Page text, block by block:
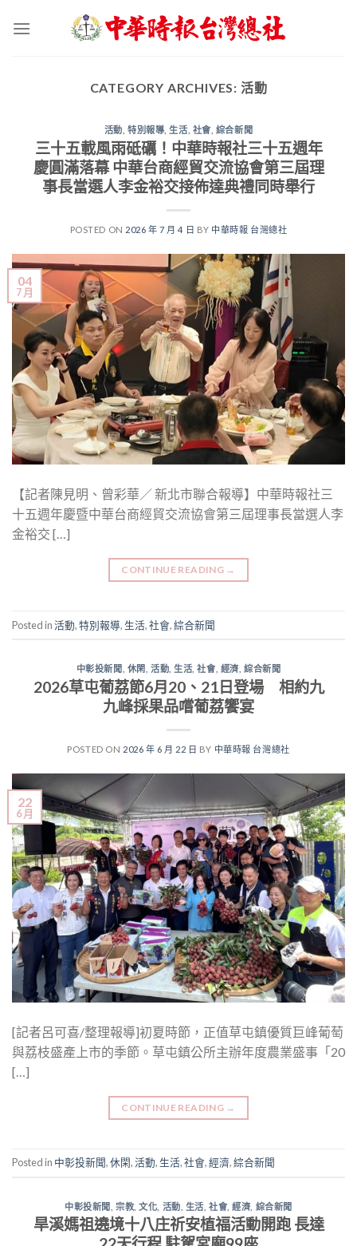
CATEGORY ARCHIVES: 活動
活動 ,特別報導 ,生活 社會, 綜合新聞
三十五載風雨砥礪！中華時報社三十五週年
慶圓滿落幕 中華台商經貿交流協會第三屆理
事長當選人李金裕交接佈達典禮同時舉行
POSTED ON 2026 年 7 月 4 日 BY 中華時報 台灣總社
04
7 月
【記者陳見明、曾彩華／ 新北市聯合報導】中華時報社三
十五週年慶暨中華台商經貿交流協會第三屆理事長當選人李
金裕交 […]
CONTINUE READING →
Posted in活動,特別報導,生活,社會,綜合新聞
中彰投新聞 休閑 活動 ,生活 ,社會, 經濟 綜合新聞
2026草屯葡荔節6月20、21日登場 相約九
九峰採果品嚐葡荔饗宴
POSTED ON 2026 年 6 月 22 日 BY 中華時報 台灣總社
22
6 月
[記者呂可喜/整理報導]初夏時節，正值草屯鎮優質巨峰葡萄
與荔枝盛產上市的季節。草屯鎮公所主辦年度農業盛事「20
[…]
CONTINUE READING →
Posted in 中彰投新聞,休閑,活動,生活,社會,經濟,綜合新聞
中彰投新聞 ,宗教,文化 活動 生活 ,社會,經濟 綜合新聞
旱溪媽祖遶境十八庄祈安植福活動開跑 長達